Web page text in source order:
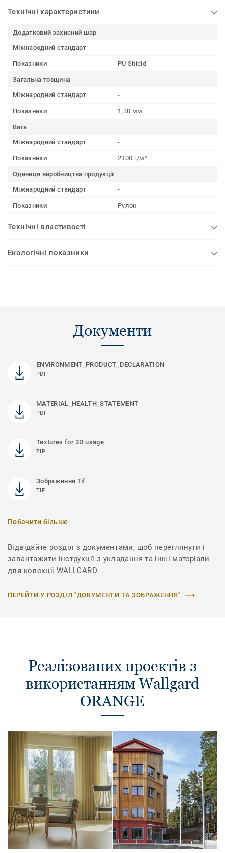
Технічні характеристики
Додатковий захисний шар
Міжнародний стандарт
-
Показники PU Shield
Загальна товщина
Міжнародний стандарт
-
Показники 1,30 мм
Вага
Міжнародний стандарт
-
Показники 2100 г/м²
Одиниця виробництва продукції
Міжнародний стандарт
-
Показники Рулон
Технічні властивості
Екологічні показники
Документи
ENVIRONMENT_PRODUCT_DECLARATION
PDF
MATERIAL_HEALTH_STATEMENT
PDF
Textures for 3D usage
ZIP
Зображення Tif
TIF
Побачити більше
Відвідайте розділ з документами, щоб переглянути і
завантажити інструкції з укладання та інші матеріали
для колекції WALLGARD
ПЕРЕЙТИ У РОЗДІЛ "ДОКУМЕНТИ ТА ЗОБРАЖЕННЯ"
Реалізованих проектів з
використанням Wallgard
ORANGE